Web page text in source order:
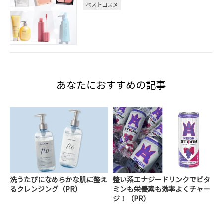
ベストコスメ
あなたにおすすめの記事
洗うたびになめらかな肌に整え
るクレンジング（PR）
整い系エナジードリンクでビタ
ミンも栄養素も効率よくチャー
ジ！（PR）